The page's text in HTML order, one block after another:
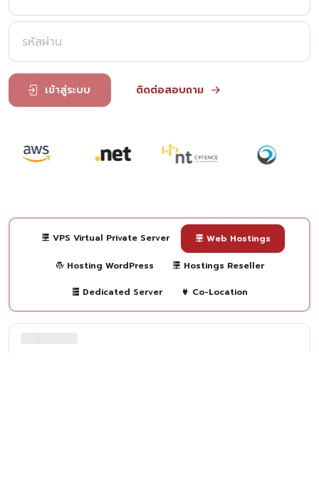
เข้าสู่ระบบ ติดต่อสอบถาม
VPS Virtual Private Server Web Hostings
Hosting WordPress Hostings Reseller
Dedicated Server Co-Location